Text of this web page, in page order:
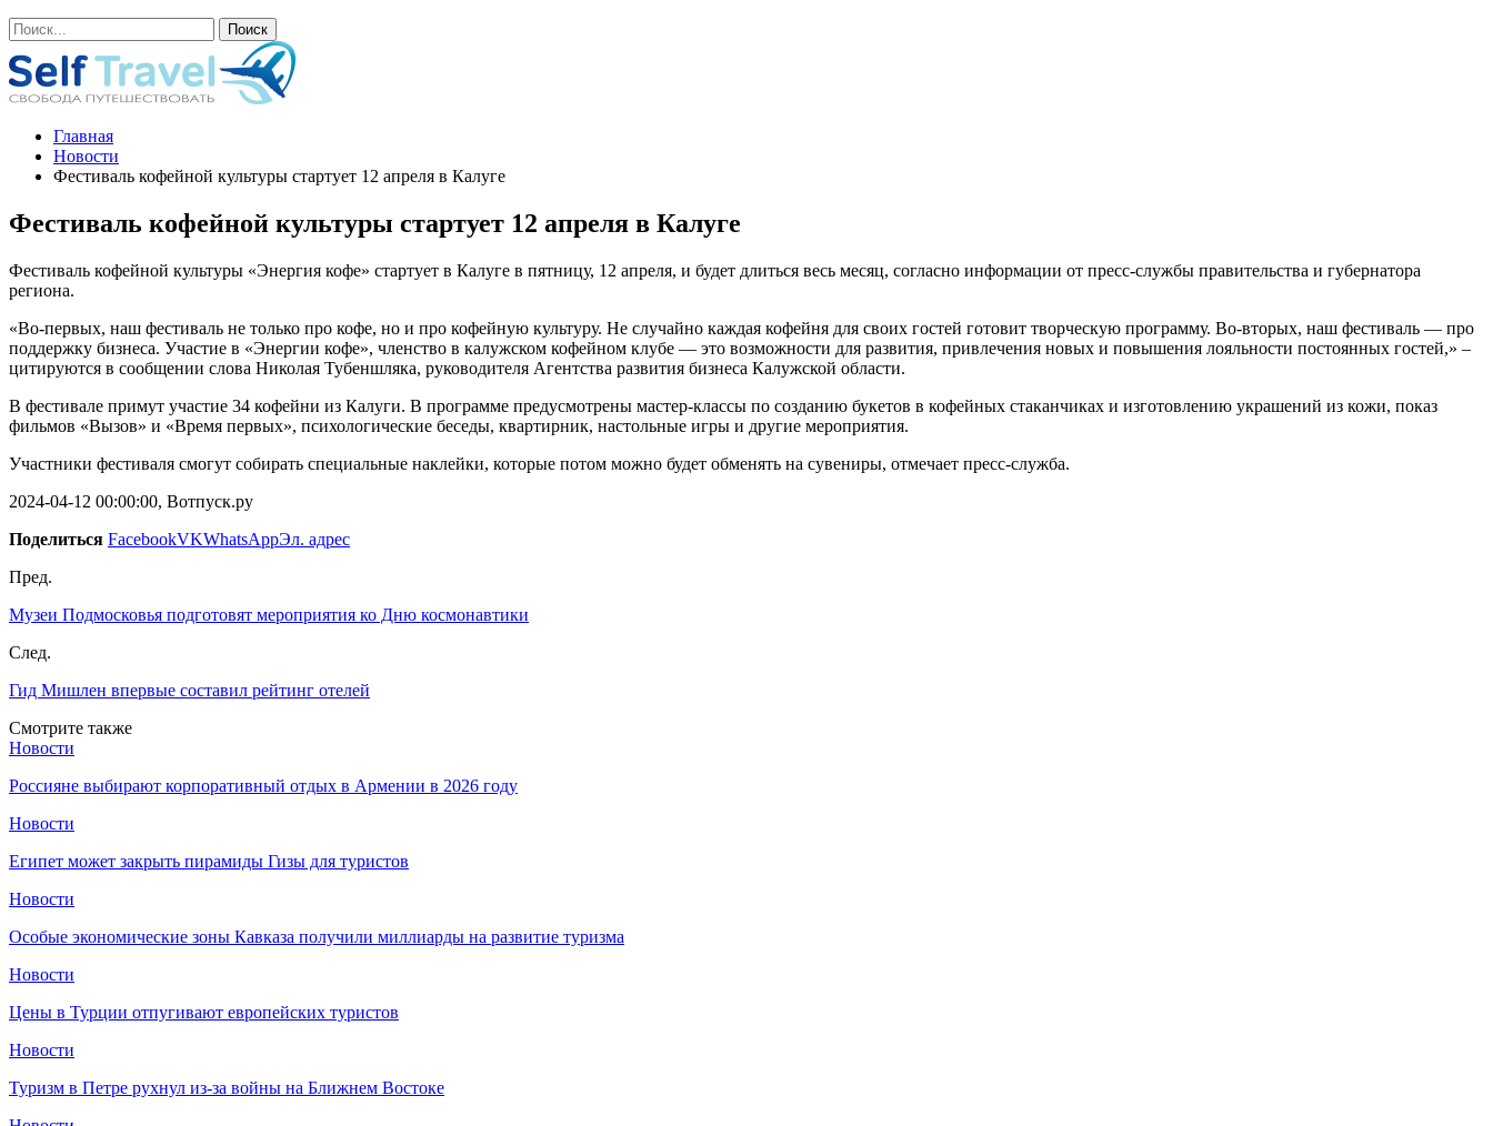
Главная
Новости
Фестиваль кофейной культуры стартует 12 апреля в Калуге
Фестиваль кофейной культуры стартует 12 апреля в Калуге
Фестиваль кофейной культуры «Энергия кофе» стартует в Калуге в пятницу, 12 апреля, и будет длиться весь месяц, согласно информации от пресс-службы правительства и губернатора
региона.
«Во-первых, наш фестиваль не только про кофе, но и про кофейную культуру. Не случайно каждая кофейня для своих гостей готовит творческую программу. Во-вторых, наш фестиваль — про
поддержку бизнеса. Участие в «Энергии кофе», членство в калужском кофейном клубе — это возможности для развития, привлечения новых и повышения лояльности постоянных гостей,» –
цитируются в сообщении слова Николая Тубеншляка, руководителя Агентства развития бизнеса Калужской области.
В фестивале примут участие 34 кофейни из Калуги. В программе предусмотрены мастер-классы по созданию букетов в кофейных стаканчиках и изготовлению украшений из кожи, показ
фильмов «Вызов» и «Время первых», психологические беседы, квартирник, настольные игры и другие мероприятия.
Участники фестиваля смогут собирать специальные наклейки, которые потом можно будет обменять на сувениры, отмечает пресс-служба.
2024-04-12 00:00:00, Вотпуск.ру
Поделиться FacebookVKWhatsAppЭл. адрес
Пред.
Музеи Подмосковья подготовят мероприятия ко Дню космонавтики
След.
Гид Мишлен впервые составил рейтинг отелей
Смотрите также
Новости
Россияне выбирают корпоративный отдых в Армении в 2026 году
Новости
Египет может закрыть пирамиды Гизы для туристов
Новости
Особые экономические зоны Кавказа получили миллиарды на развитие туризма
Новости
Цены в Турции отпугивают европейских туристов
Новости
Туризм в Петре рухнул из-за войны на Ближнем Востоке